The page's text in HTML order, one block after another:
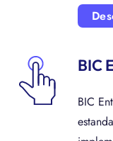
BIC
BIC